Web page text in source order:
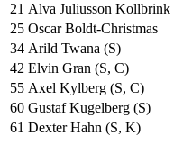
21 Alva Juliusson Kollbrink
25 Oscar Boldt-Christmas
34 Arild Twana (S)
42 Elvin Gran (S, C)
55 Axel Kylberg (S, C)
60 Gustaf Kugelberg (S)
61 Dexter Hahn (S, K)